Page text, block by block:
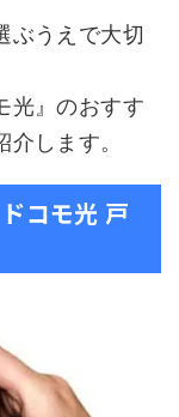
ぶうえで大切
光』のおすす
します。
コモ光 戸